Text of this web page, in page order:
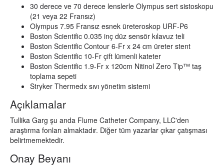
30 derece ve 70 derece lenslerle Olympus sert sistoskopu
(21 veya 22 Fransız)
Olympus 7.95 Fransız esnek üreteroskop URF-P6
Boston Scientific 0.035 inç düz sensör kılavuz teli
Boston Scientific Contour 6-Fr x 24 cm üreter stent
Boston Scientific 10-Fr çift lümenli kateter
Boston Scientific 1.9-Fr x 120cm Nitinol Zero Tip™ taş
toplama sepeti
Stryker Thermedx sıvı yönetim sistemi
Açıklamalar
Tullika Garg şu anda Flume Catheter Company, LLC'den
araştırma fonları almaktadır. Diğer tüm yazarlar çıkar çatışması
belirtmemektedir.
Onay Beyanı